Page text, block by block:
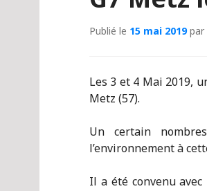
Publié le 15 mai 2019par
Les 3 et 4 Mai 2019,
Metz (57).
Un certain
l’environnement à
Il a été convenu